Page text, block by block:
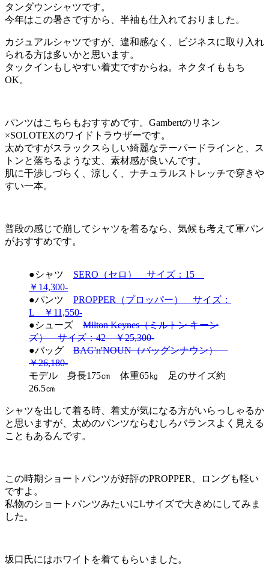
タンダウンシャツです。
今年はこの暑さですから、半袖も仕入れておりました。
カジュアルシャツですが、違和感なく、ビジネスに取り入れ
られる方は多いかと思います。
タックインもしやすい着丈ですからね。ネクタイももち
OK。
パンツはこちらもおすすめです。Gambertのリネン
×SOLOTEXのワイドトラウザーです。
太めですがスラックスらしい綺麗なテーパードラインと、ス
トンと落ちるような丈、素材感が良いんです。
肌に干渉しづらく、涼しく、ナチュラルストレッチで穿きや
すい一本。
普段の感じで崩してシャツを着るなら、気候も考えて軍パン
がおすすめです。
●シャツ SERO（セロ） サイズ：15
￥14,300-
●パンツ PROPPER（プロッパー） サイズ：
L ￥11,550-
●シューズ Milton Keynes（ミルトン キーン
ズ） サイズ：42 ￥25,300-
●バッグ BAG'n'NOUN（バッグンナウン）
￥26,180-
モデル 身長175㎝ 体重65㎏ 足のサイズ約
26.5㎝
シャツを出して着る時、着丈が気になる方がいらっしゃるか
と思いますが、太めのパンツならむしろバランスよく見える
こともあるんです。
この時期ショートパンツが好評のPROPPER、ロングも軽い
ですよ。
私物のショートパンツみたいにLサイズで大きめにしてみま
した。
坂口氏にはホワイトを着てもらいました。